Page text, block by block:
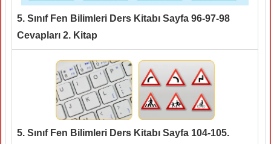
5. Sınıf Fen Bilimleri Ders Kitabı Sayfa 96-97-98
Cevapları 2. Kitap
5. Sınıf Fen Bilimleri Ders Kitabı Sayfa 104-105.